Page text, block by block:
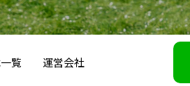
覧 運営会社